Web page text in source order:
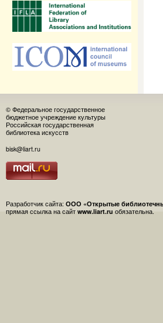
© Федеральное государственное
бюджетное учреждение культуры
Российская государственная
библиотека искусств
bisk@liart.ru
Разработчик сайта: ООО «Открытые
прямая ссылка на сайт www.liart.ru обязательна.